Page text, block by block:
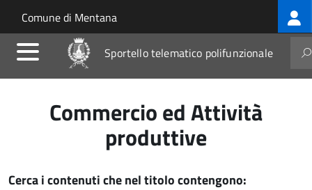
Salta al contenuto principale
Skip to site navigation
Comune di Mentana
Sportello telematico polifunzionale
Commercio ed Attività
produttive
Cerca i contenuti che nel titolo contengono: